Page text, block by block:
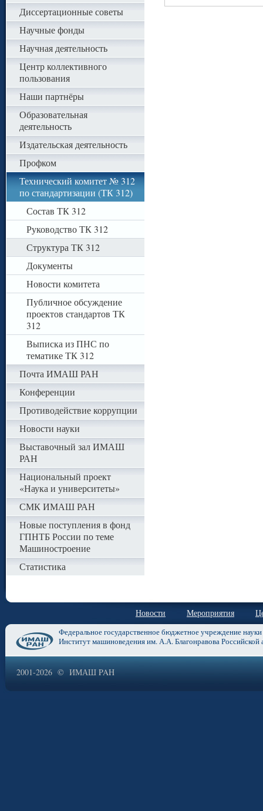
Диссертационные советы
Научные фонды
Научная деятельность
Центр коллективного
пользования
Наши партнёры
Образовательная
деятельность
Издательская деятельность
Профком
Технический комитет № 312
по стандартизации (ТК 312)
Состав ТК 312
Руководство ТК 312
Структура ТК 312
Документы
Новости комитета
Публичное обсуждение
проектов стандартов ТК
312
Выписка из ПНС по
тематике ТК 312
Почта ИМАШ РАН
Конференции
Противодействие коррупции
Новости науки
Выставочный зал ИМАШ
РАН
Национальный проект
«Наука и университеты»
СМК ИМАШ РАН
Новые поступления в фонд
ГПНТБ России по теме
Машиностроение
Статистика
Новости Мероприятия
Федеральное государственное бюджетное учреждение науки
Институт машиноведения им. А.А. Благонравова Российской
2001-2026 © ИМАШ PAH